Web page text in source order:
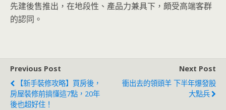
先建後售推出，在地段性、產品力兼具下，頗受高端客群
的認同。
Previous Post
【新手裝修攻略】買房後，
房屋裝修前搞懂這7點，20年
後也超好住！
Next Post
衝出去的領頭羊 下半年爆發股
大點兵